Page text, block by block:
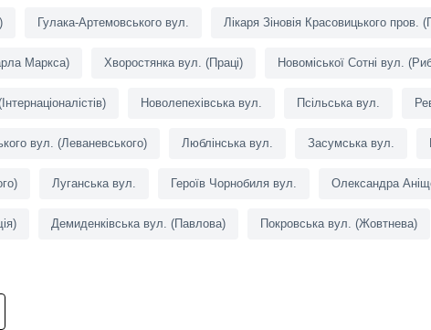
Гулака-Артемовського вул. Лікаря Зіновія Красовицького пров.
Маркса) Хворостянка вул. (Праці) Новоміської Сотні вул.
Новолепехівська вул. Псільська вул.
вул. (Леваневського) Люблінська вул. Засумська вул.
Луганська вул. Героїв Чорнобиля вул. Олександра
Демиденківська вул. (Павлова) Покровська вул. (Жовтнева)